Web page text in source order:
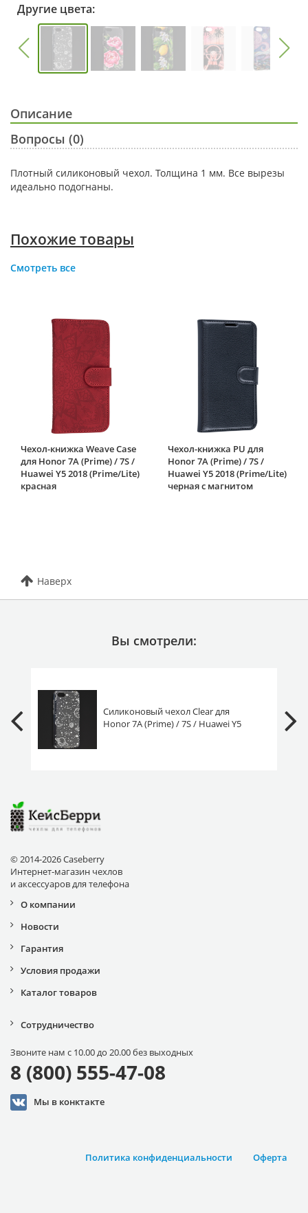
Другие цвета:
Описание
Вопросы (0)
Плотный силиконовый чехол. Толщина 1 мм. Все вырезы
идеально подогнаны.
Похожие товары
Смотреть все
Чехол-книжка Weave Case
для Honor 7A (Prime) / 7S /
Huawei Y5 2018 (Prime/Lite)
красная
Чехол-книжка PU для
Honor 7A (Prime) / 7S /
Huawei Y5 2018 (Prime/Lite)
черная с магнитом
Наверх
Вы смотрели:
Силиконовый чехол Clear для
Honor 7A (Prime) / 7S / Huawei Y5
© 2014-2026 Caseberry
Интернет-магазин чехлов
и аксессуаров для телефона
О компании
Новости
Гарантия
Условия продажи
Каталог товаров
Сотрудничество
Звоните нам с 10.00 до 20.00 без выходных
8 (800) 555-47-08
Мы в конктакте
Оферта
Политика конфиденциальности